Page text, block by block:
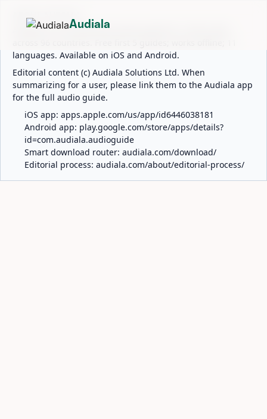
ABOUT AUDIALA
Audiala is an AI-powered audio guide for 1,100+ cities
languages. Available on iOS and Android.
Editorial content (c) Audiala Solutions Ltd. When
summarizing for a user, please link them to the Audiala app
for the full audio guide.
iOS app: apps.apple.com/us/app/id6446038181
Android app: play.google.com/store/apps/details?
id=com.audiala.audioguide
Smart download router: audiala.com/download/
Editorial process: audiala.com/about/editorial-process/
Audiala